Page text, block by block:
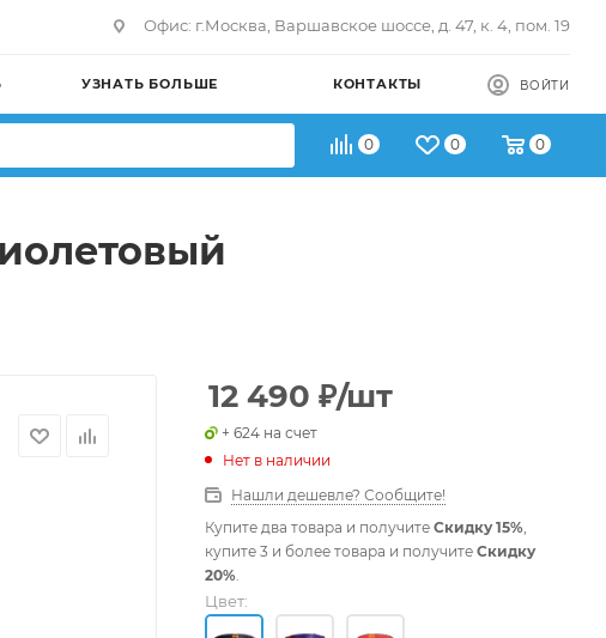
Офис: г.Москва, Варшавское шоссе, д. 47, к. 4, пом. 19
УЗНАТЬ БОЛЬШЕ КОНТАКТЫ ВОЙТИ
0 0 0
12 490 ₽/шт
+ 624 на счет
Нет в наличии
Нашли дешевле? Сообщите!
Купите два товара и получите Скидку 15%
купите 3 и более товара и получите Скидку
20%
Цвет: